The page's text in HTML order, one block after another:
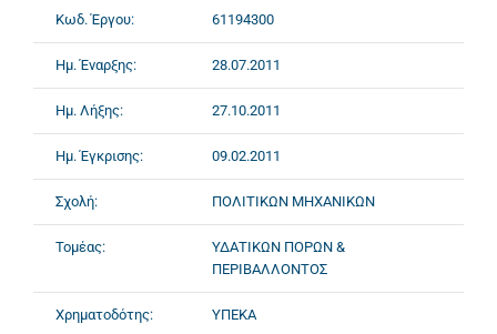
Κωδ. Έργου: 61194300
Ημ. Έναρξης: 28.07.2011
Ημ. Λήξης: 27.10.2011
Ημ. Έγκρισης: 09.02.2011
Σχολή: ΠΟΛΙΤΙΚΩΝ ΜΗΧΑΝΙΚΩΝ
Τομέας:
ΥΔΑΤΙΚΩΝ ΠΟΡΩΝ &
ΠΕΡΙΒΑΛΛΟΝΤΟΣ
Χρηματοδότης: ΥΠΕΚΑ